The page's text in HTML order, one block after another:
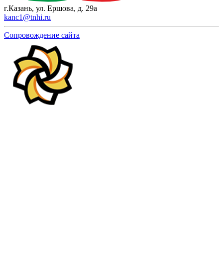
г.Казань, ул. Ершова, д. 29а
kanc1@tnhi.ru
Сопровождение сайта